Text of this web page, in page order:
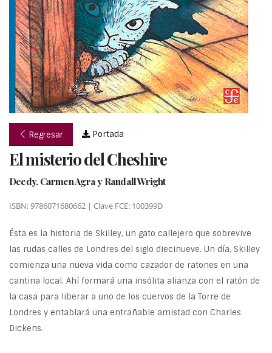
Regresar Portada
El misterio del Cheshire
Deedy, Carmen Agra y Randall Wright
ISBN: 9786071680662 | Clave FCE: 100399D
Ésta es la historia de Skilley, un gato callejero que sobrevive
las rudas calles de Londres del siglo diecinueve. Un día, Skilley
comienza una nueva vida como cazador de ratones en una
cantina local. Ahí formará una insólita alianza con el ratón de
la casa para liberar a uno de los cuervos de la Torre de
Londres y entablará una entrañable amistad con Charles
Dickens.